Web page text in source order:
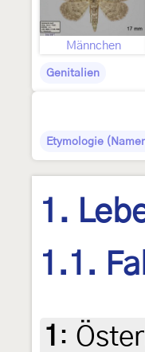
Männchen
Genitalien
Etymologie
1.
1.1.
1 :